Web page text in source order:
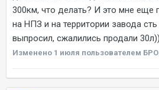
300км, что делать? И это мне еще
на НПЗ и на территории завода
выпросил, сжалились продали
Изменено 1 июля пользователем